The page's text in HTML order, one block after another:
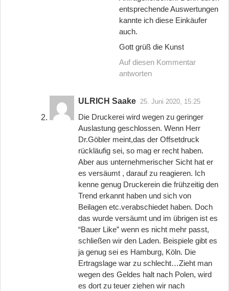
entsprechende Auswertungen
kannte ich diese Einkäufer
auch.
Gott grüß die Kunst
Auf diesen Kommentar
antworten
ULRICH Saake 25. Juni 2020, 15:25
Die Druckerei wird wegen zu geringer
Auslastung geschlossen. Wenn Herr
Dr.Göbler meint,das der Offsetdruck
rückläufig sei, so mag er recht haben.
Aber aus unternehmerischer Sicht hat er
es versäumt , darauf zu reagieren. Ich
kenne genug Druckerein die frühzeitig den
Trend erkannt haben und sich von
Beilagen etc.verabschiedet haben. Doch
das wurde versäumt und im übrigen ist es
“Bauer Like” wenn es nicht mehr passt,
schließen wir den Laden. Beispiele gibt es
ja genug sei es Hamburg, Köln. Die
Ertragslage war zu schlecht…Zieht man
wegen des Geldes halt nach Polen, wird
es dort zu teuer ziehen wir nach